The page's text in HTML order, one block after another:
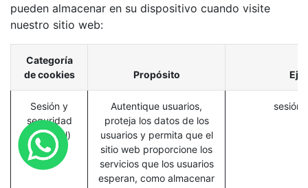
pueden almacenar en su dispositivo cuando visite
nuestro sitio web:
Categoría
de cookies
Propósito
Sesión y
seguridad
(esencial)
Autentique usuarios,
proteja los datos de los
usuarios y permita que el
sitio web proporcione los
servicios que los usuarios
esperan, como almacenar